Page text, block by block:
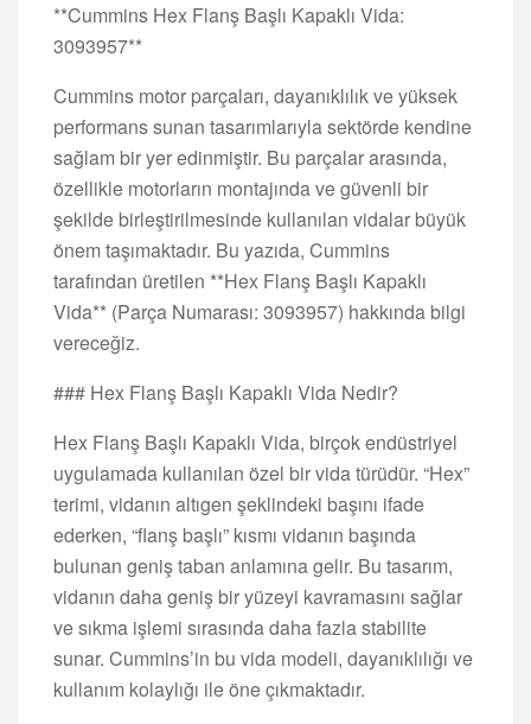
**Cummins Hex Flanş Başlı Kapaklı Vida:
3093957**
Cummins motor parçaları, dayanıklılık ve yüksek
performans sunan tasarımlarıyla sektörde kendine
sağlam bir yer edinmiştir. Bu parçalar arasında,
özellikle motorların montajında ve güvenli bir
şekilde birleştirilmesinde kullanılan vidalar büyük
önem taşımaktadır. Bu yazıda, Cummins
tarafından üretilen **Hex Flanş Başlı Kapaklı
Vida** (Parça Numarası: 3093957) hakkında bilgi
vereceğiz.
### Hex Flanş Başlı Kapaklı Vida Nedir?
Hex Flanş Başlı Kapaklı Vida, birçok endüstriyel
uygulamada kullanılan özel bir vida türüdür. “Hex”
terimi, vidanın altıgen şeklindeki başını ifade
ederken, “flanş başlı” kısmı vidanın başında
bulunan geniş taban anlamına gelir. Bu tasarım,
vidanın daha geniş bir yüzeyi kavramasını sağlar
ve sıkma işlemi sırasında daha fazla stabilite
sunar. Cummins’in bu vida modeli, dayanıklılığı ve
kullanım kolaylığı ile öne çıkmaktadır.